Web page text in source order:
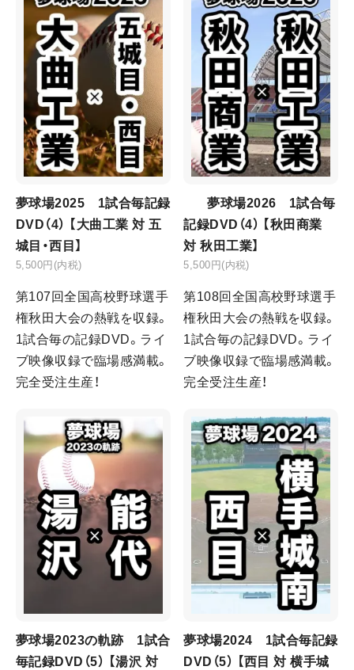
夢球場2025 1試合毎記録
DVD（4） 【大曲工業 対 五
城目・西目】
5,500円(内税)
第107回全国高校野球選手
権秋田大会の熱戦を収録。
1試合毎の記録DVD。ライ
ブ映像収録で臨場感満載。
完全受注生産！
夢球場2026 1試合毎
記録DVD（4） 【秋田商業
対 秋田工業】
5,500円(内税)
第108回全国高校野球選手
権秋田大会の熱戦を収録。
1試合毎の記録DVD。ライ
ブ映像収録で臨場感満載。
完全受注生産！
夢球場2023の軌跡 1試合
毎記録DVD（5） 【湯沢 対
夢球場2024 1試合毎記録
DVD（5） 【西目 対 横手城